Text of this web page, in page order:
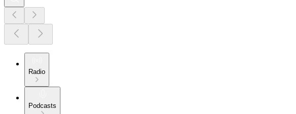
Radio
Podcasts